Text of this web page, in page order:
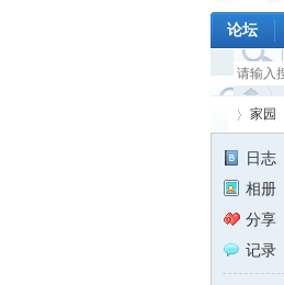
论坛
家园
日志
相册
分享
记录